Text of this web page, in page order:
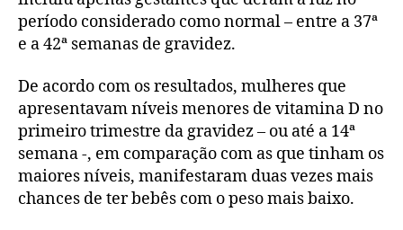
período considerado como normal – entre a 37ª
e a 42ª semanas de gravidez.
De acordo com os resultados, mulheres que
apresentavam níveis menores de vitamina D no
primeiro trimestre da gravidez – ou até a 14ª
semana -, em comparação com as que tinham os
maiores níveis, manifestaram duas vezes mais
chances de ter bebês com o peso mais baixo.